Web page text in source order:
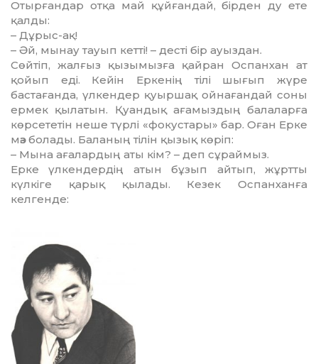
Отырғандар отқа май құйғандай, бірден ду ете
қалды:
– Дұрыс-ақ!
– Әй, мынау тауып кетті! – десті бір ауыздан.
Сөйтіп, жалғыз қызымызға қайран Оспанхан ат
қойып еді. Кейін Еркенің тілі шығып жүре
бастағанда, үлкендер қуыршақ ойнағандай соны
ермек қылатын. Қуандық ағамыздың балаларға
көрсететін неше түрлі «фокустары» бар. Оған Ерке
мәз болады. Баланың тілін қызық көріп:
– Мына ағалардың аты кім? – деп сұраймыз.
Ерке үлкендердің атын бұзып айтып, жұртты
күлкіге қарық қылады. Кезек Оспанханға
келгенде: